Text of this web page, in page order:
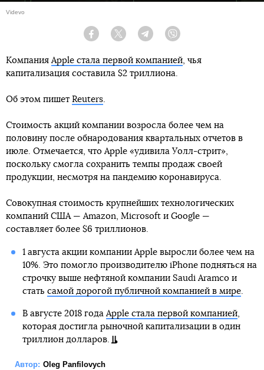
Videvo
Facebook Twitter Telegram
КомпанияApple стала первой компанией, чья
капитализация составила $2 триллиона.
Об этом пишет Reuters.
Стоимость акций компании возросла более чем на
половину после обнародования квартальных отчетов в
июле. Отмечается, что Apple «удивила Уолл-стрит»,
поскольку смогла сохранить темпы продаж своей
продукции, несмотря на пандемию коронавируса.
Совокупная стоимость крупнейших технологических
компаний США — Amazon, Microsoft и Googlе —
составляет более $6 триллионов.
1 августа акции компании Apple выросли более чем на
10%. Это помогло производителю iPhone подняться на
строчку выше нефтяной компании Saudi Aramco и
стать самой дорогой публичной компанией в мире.
В августе 2018 годаApple стала первой компанией,
которая достигла рыночной капитализации в один
триллион долларов.
Автор: Oleg Panfilovych